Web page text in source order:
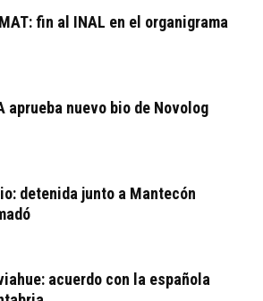
fin al INAL en el organigrama
aprueba nuevo bio de Novolog
detenida junto a Mantecón
acuerdo con la española